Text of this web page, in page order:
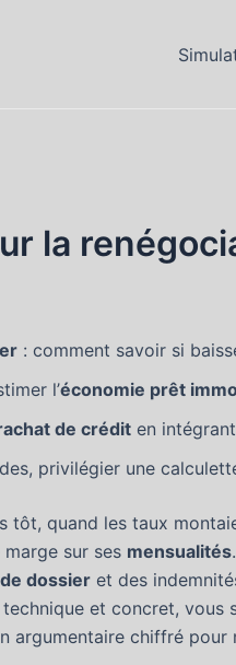
la
: comment savoir si
l’économie prêt
de crédit en
privilégier une
tôt, quand les taux
sur ses mensualités
dossier et des
et concret, vous
argumentaire chiffré